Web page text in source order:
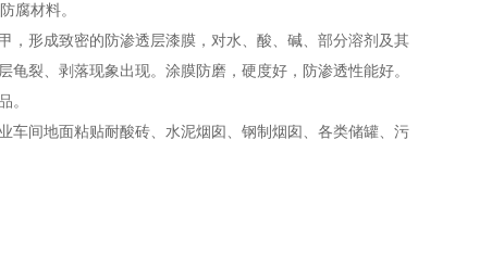
腐材料。
，形成致密的防渗透层漆膜，对水、酸、碱、部分溶剂及其
裂、剥落现象出现。涂膜防磨，硬度好，防渗透性能好。
。
间地面粘贴耐酸砖、水泥烟囱、钢制烟囱、各类储罐、污